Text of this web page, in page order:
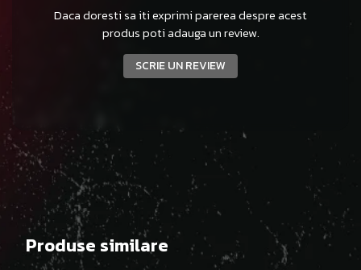
Daca doresti sa iti exprimi parerea despre acest
produs poti adauga un review.
SCRIE UN REVIEW
Produse similare